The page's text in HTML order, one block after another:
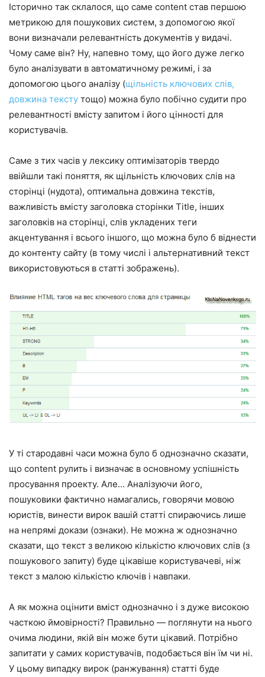
Історично так склалося, що саме content став першою
метрикою для пошукових систем, з допомогою якої
вони визначали релевантність документів у видачі.
Чому саме він? Ну, напевно тому, що його дуже легко
було аналізувати в автоматичному режимі, і за
допомогою цього аналізу (щільність ключових слів,
довжина тексту тощо) можна було побічно судити про
релевантності вмісту запитом і його цінності для
користувачів.
Саме з тих часів у лексику оптимізаторів твердо
ввійшли такі поняття, як щільність ключових слів на
сторінці (нудота), оптимальна довжина текстів,
важливість вмісту заголовка сторінки Title, інших
заголовків на сторінці, слів укладених теги
акцентування і всього іншого, що можна було б віднести
до контенту сайту (в тому числі і альтернативний текст
використовуються в статті зображень).
У ті стародавні часи можна було б однозначно сказати,
що content рулить і визначає в основному успішність
просування проекту. Але… Аналізуючи його,
пошуковики фактично намагались, говорячи мовою
юристів, винести вирок вашій статті спираючись лише
на непрямі докази (ознаки). Не можна ж однозначно
сказати, що текст з великою кількістю ключових слів (з
пошукового запиту) буде цікавіше користувачеві, ніж
текст з малою кількістю ключів і навпаки.
А як можна оцінити вміст однозначно і з дуже високою
часткою ймовірності? Правильно — поглянути на нього
очима людини, якій він може бути цікавий. Потрібно
запитати у самих користувачів, подобається він їм чи ні.
У цьому випадку вирок (ранжування) статті буде